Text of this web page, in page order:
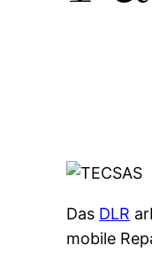
Das DLR
mobile